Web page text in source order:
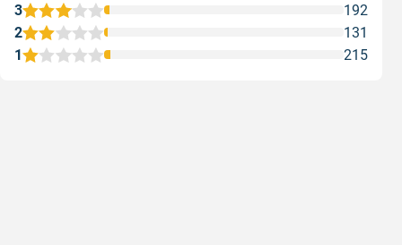
1 215
2 131
3 192